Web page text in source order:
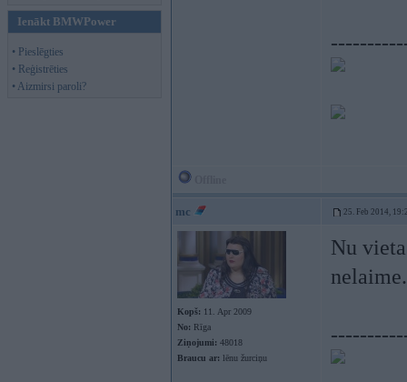
Ienākt BMWPower
• Pieslēgties
• Reģistrēties
• Aizmirsi paroli?
mc 25. Feb 2014,
Kopš: 11. Apr 2009
No: Rīga
Ziņojumi: 48018
Braucu ar: lēnu žurciņu
Nu
nelaime.